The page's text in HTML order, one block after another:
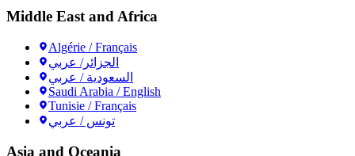
Middle East and Africa
Algérie / Français
الجزائر/ عربي
السعودية / عربي
Saudi Arabia / English
Tunisie / Français
تونس / عربي
Asia and Oceania